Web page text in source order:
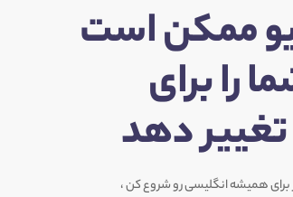
ممکن است
را برای
دهد
همیشه انگلیسی رو شروع کن ،